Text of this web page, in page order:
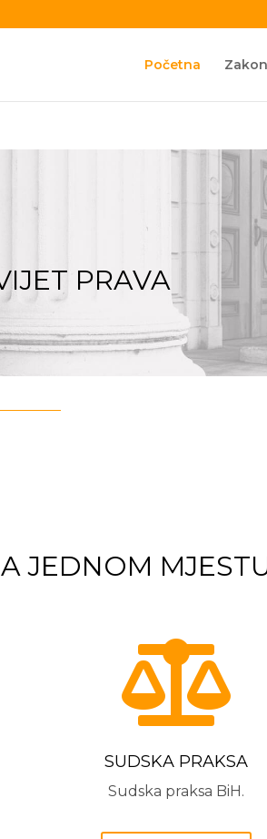
Početna
PRAVA
JEDNOM

SUDSKA PRAKSA
Sudska praksa BiH.